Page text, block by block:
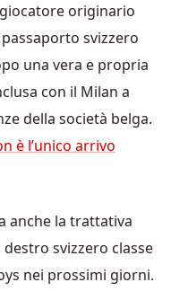
giocatore originario
svizzero
una vera e propria
con il Milan a
della società belga.
è l’unico arrivo
anche la trattativa
svizzero classe
nei prossimi giorni.